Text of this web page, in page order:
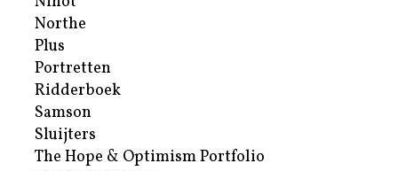
Northe
Plus
Portretten
Ridderboek
Samson
Sluijters
The Hope & Optimism Portfolio